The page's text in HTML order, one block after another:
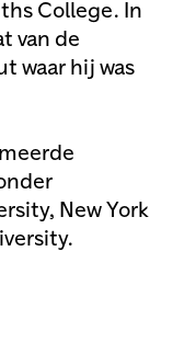
College. In
van de
waar hij was
New York